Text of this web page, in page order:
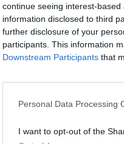
continue seeing interest-
information disclosed to third
further disclosure of your
participants. This information
Downstream Participants that
Personal Data Processing
I want to opt-out of the